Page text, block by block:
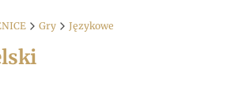
Gry Językowe